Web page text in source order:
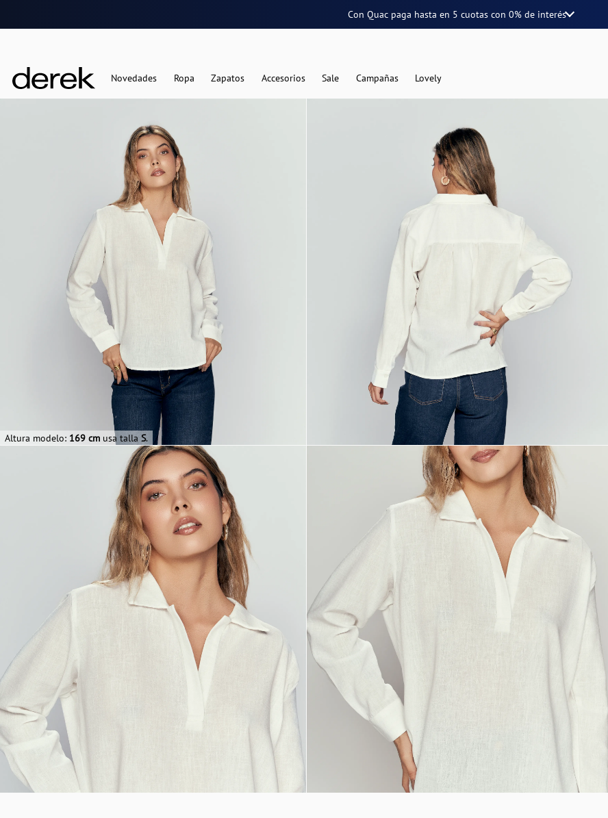
Con Quac paga hasta en 5 cuotascon 0% de interés
Novedades Ropa Zapatos Accesorios Sale Campañas Lovely
Altura modelo: 169 cm usa talla S.